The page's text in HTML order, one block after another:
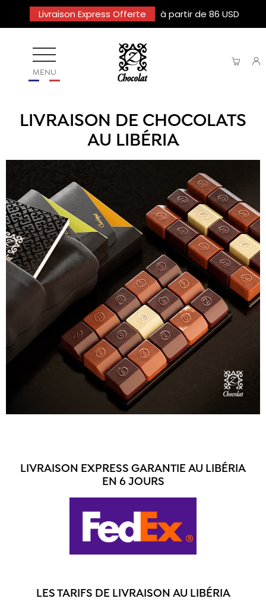
Livraison Express Offerte à partir de 86 USD
MENU
LIVRAISON DE CHOCOLATS
AU LIBÉRIA
LIVRAISON EXPRESS GARANTIE AU LIBÉRIA
EN 6 JOURS
LES TARIFS DE LIVRAISON AU LIBÉRIA